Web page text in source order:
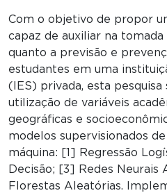
Com o objetivo de propor
capaz de auxiliar na tomada
quanto a previsão e
estudantes em uma
(IES) privada, esta
utilização de variáveis
geográficas e
modelos supervisionados
máquina: [1] Regressão
Decisão; [3] Redes Neurais
Florestas Aleatórias.